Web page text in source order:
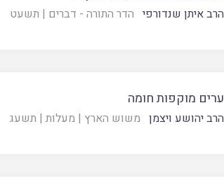
הרב איתן שנדורפי הדר התורה - דברים | תשעט
ערים מוקפות חומה
הרב יהושע ויצמן משוש הארץ | מעלות | תשעג